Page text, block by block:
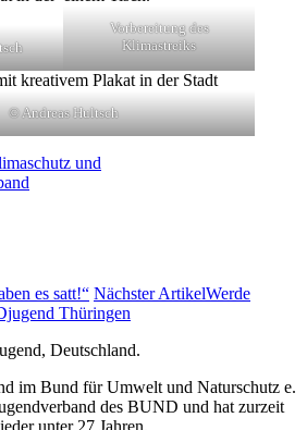
Vorbereitung des
Klimastreiks
© Andreas Hultsch
und
es satt!“ Nächster ArtikelWerde
Thüringen
im Bund für Umwelt und Naturschutz e.
des BUND und hat zurzeit
unter 27 Jahren.